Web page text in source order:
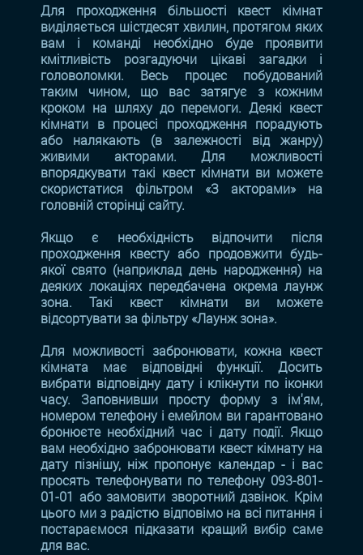
Для проходження більшості квест кімнат
виділяється шістдесят хвилин, протягом яких
вам і команді необхідно буде проявити
кмітливість розгадуючи цікаві загадки і
головоломки. Весь процес побудований
таким чином, що вас затягує з кожним
кроком на шляху до перемоги. Деякі квест
кімнати в процесі проходження порадують
або налякають (в залежності від жанру)
живими акторами. Для можливості
впорядкувати такі квест кімнати ви можете
скористатися фільтром «З акторами» на
головній сторінці сайту.
Якщо є необхідність відпочити після
проходження квесту або продовжити будь-
якої свято (наприклад день народження) на
деяких локаціях передбачена окрема лаунж
зона. Такі квест кімнати ви можете
відсортувати за фільтру «Лаунж зона».
Для можливості забронювати, кожна квест
кімната має відповідні функції. Досить
вибрати відповідну дату і клікнути по іконки
часу. Заповнивши просту форму з ім'ям,
номером телефону і емейлом ви гарантовано
бронюєте необхідний час і дату події. Якщо
вам необхідно забронювати квест кімнату на
дату пізнішу, ніж пропонує календар - і вас
просять телефонувати по телефону 093-801-
01-01 або замовити зворотний дзвінок. Крім
цього ми з радістю відповімо на всі питання і
постараємося підказати кращий вибір саме
для вас.